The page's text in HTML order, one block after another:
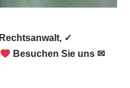
Rechtsanwalt, ✓
Besuchen Sie uns ✉